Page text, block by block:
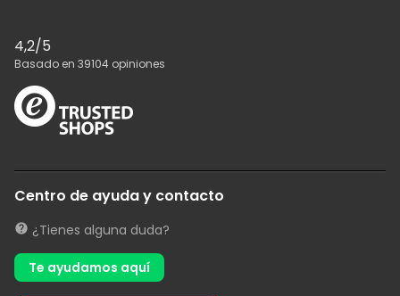
4,2/5
Basado en 39104 opiniones
Centro de ayuda y contacto
¿Tienes alguna duda?
Te ayudamos aquí